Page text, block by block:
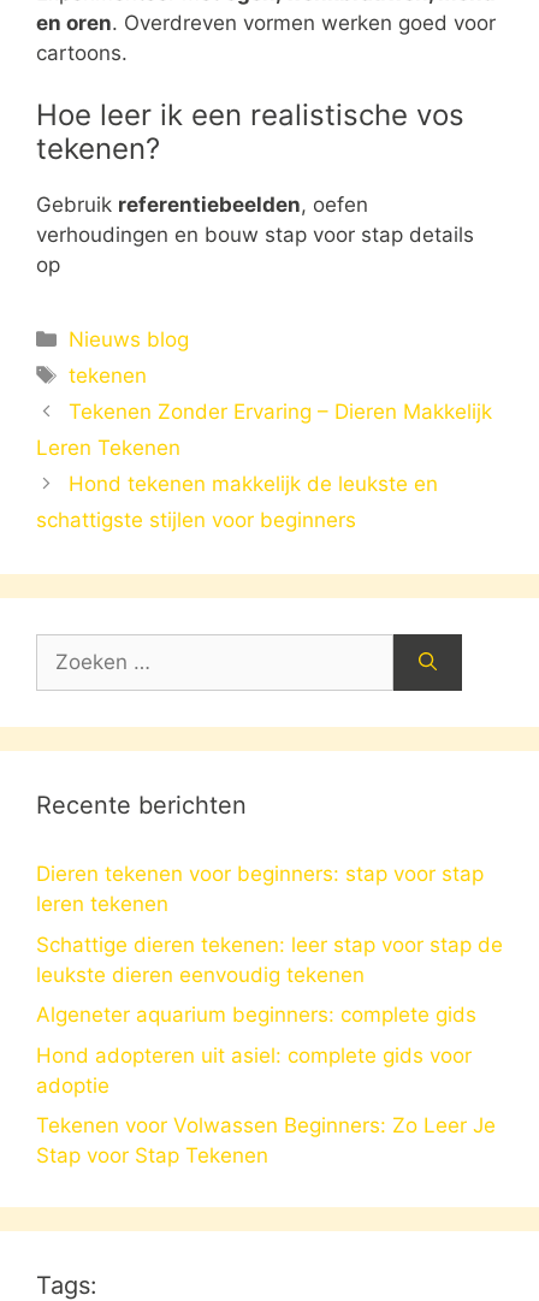
en oren. Overdreven vormen werken goed voor
cartoons.
Hoe leer ik een realistische vos
tekenen?
Gebruik referentiebeelden, oefen
verhoudingen en bouw stap voor stap details
op
Categorieën
Nieuws blog
Tags
tekenen
Tekenen Zonder Ervaring – Dieren Makkelijk
Leren Tekenen
Hond tekenen makkelijk de leukste en
schattigste stijlen voor beginners
Zoek
Recente berichten
Dieren tekenen voor beginners: stap voor stap
leren tekenen
Schattige dieren tekenen: leer stap voor stap de
leukste dieren eenvoudig tekenen
Algeneter aquarium beginners: complete gids
Hond adopteren uit asiel: complete gids voor
adoptie
Tekenen voor Volwassen Beginners: Zo Leer Je
Stap voor Stap Tekenen
Tags: